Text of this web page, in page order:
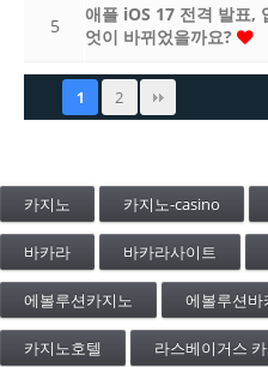
5
애플 iOS 17 전격 발표,
엇이 바뀌었을까요?
1 2
카지노 카지노-casino
바카라 바카라사이트
에볼루션카지노 에볼루션바
카지노호텔 라스베이거스